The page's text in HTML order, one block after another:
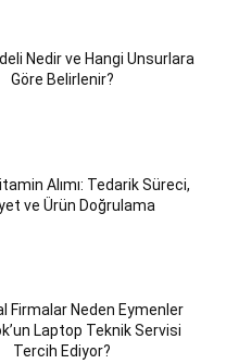
Nedir ve Hangi Unsurlara
Göre Belirlenir?
Alımı: Tedarik Süreci,
ve Ürün Doğrulama
Firmalar Neden Eymenler
Laptop Teknik Servisi
Tercih Ediyor?